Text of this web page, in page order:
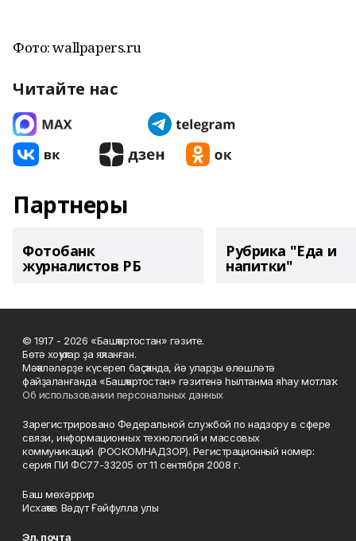
Фото: wallpapers.ru
Читайте нас
Партнеры
Фотобанк
журналистов РБ
Рубрика "Еда и
напитки"
© 1917 - 2026 «Башҡортостан» гәзите.
Бөтә хоҡуҡтар ҙа яҡланған.
Мәҡәләләрҙе күсереп баҫҡанда, йә уларҙы өлөшләтә
файҙаланғанда «Башҡортостан» гәзитенә һылтанма яһау мотлаҡ.
Об использовании персональных данных
Зарегистрировано Федеральной службой по надзору в сфере
связи, информационных технологий и массовых
коммуникаций (РОСКОМНАДЗОР). Регистрационный номер:
серия ПИ ФС77-33205 от 11 сентября 2008 г.
Баш мөхәррир
Исхаҡов Вәдүт Ғәйфулла улы
Эл. почта